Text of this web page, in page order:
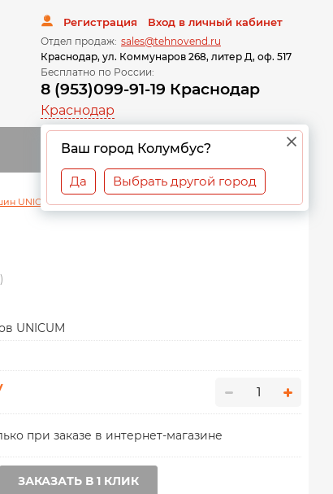
Регистрация Вход в личный кабинет
Отдел продаж: sales@tehnovend.ru
Краснодар, ул. Коммунаров 268, литер Д, оф. 517
Бесплатно по России:
8 (953)099-91-19 Краснодар
Краснодар
Ваш город Колумбус?
Да Выбрать другой город
0
UNICUM
UNICUM
при заказе в интернет-магазине
ЗАКАЗАТЬ В 1 КЛИК